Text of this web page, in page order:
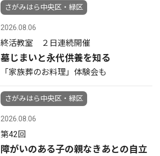
さがみはら中央区・緑区
2026.08.06
終活教室 ２日連続開催
墓じまいと永代供養を知る
「家族葬のお料理」体験会も
さがみはら中央区・緑区
2026.08.06
第42回
障がいのある子の親なきあとの自立